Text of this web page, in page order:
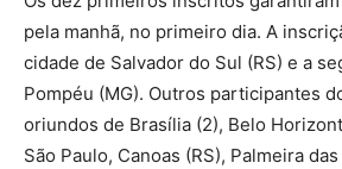
pela manhã, no primeiro dia. A
cidade de Salvador do Sul (RS) e a
Pompéu (MG). Outros participantes
oriundos de Brasília (2), Belo
São Paulo, Canoas (RS), Palmeira